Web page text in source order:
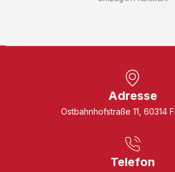
Adresse
Ostbahnhofstraße 11, 60314
Telefon